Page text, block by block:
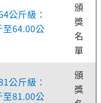
公斤級：
至64.00公
頒
獎
名
單
公斤級：
至81.00公
頒
獎